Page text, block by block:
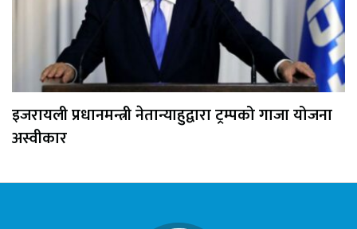
इजरायली प्रधानमन्त्री नेतान्याहुद्वारा ट्रम्पको गाजा योजना
अस्वीकार